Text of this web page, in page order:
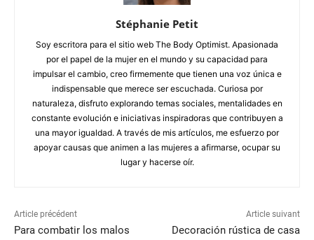
Stéphanie Petit
Soy escritora para el sitio web The Body Optimist. Apasionada
por el papel de la mujer en el mundo y su capacidad para
impulsar el cambio, creo firmemente que tienen una voz única e
indispensable que merece ser escuchada. Curiosa por
naturaleza, disfruto explorando temas sociales, mentalidades en
constante evolución e iniciativas inspiradoras que contribuyen a
una mayor igualdad. A través de mis artículos, me esfuerzo por
apoyar causas que animen a las mujeres a afirmarse, ocupar su
lugar y hacerse oír.
Article précédent
Para combatir los malos
Article suivant
Decoración rústica de casa